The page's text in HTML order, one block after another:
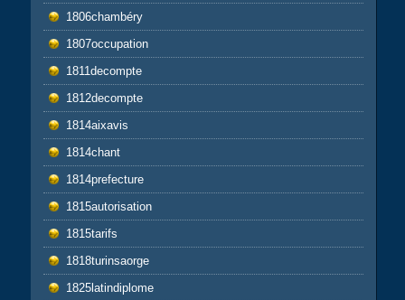
1806chambéry
1807occupation
1811decompte
1812decompte
1814aixavis
1814chant
1814prefecture
1815autorisation
1815tarifs
1818turinsaorge
1825latindiplome